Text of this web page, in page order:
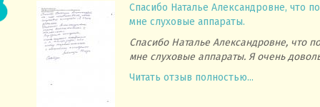
Спасибо Наталье Александровне, что
мне слуховые аппараты.
Спасибо Наталье Александровне, что
мне слуховые аппараты. Я очень довольна.
Читать отзыв полностью...